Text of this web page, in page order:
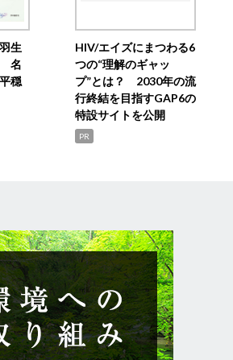
生
名
穏
HIV/エイズにまつわる6
つの“理解のギャッ
プ”とは？ 2030年の流
行終結を目指すGAP6の
特設サイトを公開
PR